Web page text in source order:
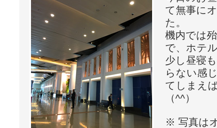
て無事に
た。
機内では
で、ホテ
少し昼寝
らない感
てしまえ
（^^）
※ 写真は